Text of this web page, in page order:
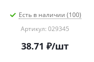
Есть в наличии (100)
Артикул: 029345
38.71 ₽/шт